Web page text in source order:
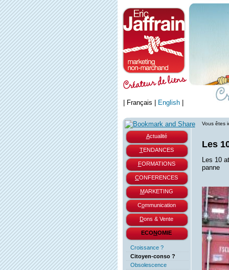
Actualité
TENDANCES
FORMATIONS
CONFERENCES
MARKETING
Communication
Dons & Vente
ECONOMIE
Croissance ?
Citoyen-conso ?
Obsolescence
Vous êtes
Les
Les 10
panne
Français English|